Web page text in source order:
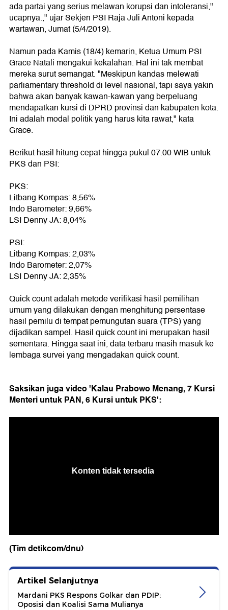
ada partai yang serius melawan korupsi dan intoleransi,"
ucapnya.," ujar Sekjen PSI Raja Juli Antoni kepada
wartawan, Jumat (5/4/2019).
Namun pada Kamis (18/4) kemarin, Ketua Umum PSI
Grace Natali mengakui kekalahan. Hal ini tak membat
mereka surut semangat. "Meskipun kandas melewati
parliamentary threshold di level nasional, tapi saya yakin
bahwa akan banyak kawan-kawan yang berpeluang
mendapatkan kursi di DPRD provinsi dan kabupaten kota.
Ini adalah modal politik yang harus kita rawat," kata
Grace.
Berikut hasil hitung cepat hingga pukul 07.00 WIB untuk
PKS dan PSI:
PKS:
Litbang Kompas: 8,56%
Indo Barometer: 9,66%
LSI Denny JA: 8,04%
PSI:
Litbang Kompas: 2,03%
Indo Barometer: 2,07%
LSI Denny JA: 2,35%
Quick count adalah metode verifikasi hasil pemilihan
umum yang dilakukan dengan menghitung persentase
hasil pemilu di tempat pemungutan suara (TPS) yang
dijadikan sampel. Hasil quick count ini merupakan hasil
sementara. Hingga saat ini, data terbaru masih masuk ke
lembaga survei yang mengadakan quick count.
Saksikan juga video 'Kalau Prabowo Menang, 7 Kursi
Menteri untuk PAN, 6 Kursi untuk PKS':
(Tim detikcom/dnu)
Artikel Selanjutnya
Mardani PKS Respons Golkar dan PDIP:
Oposisi dan Koalisi Sama Mulianya